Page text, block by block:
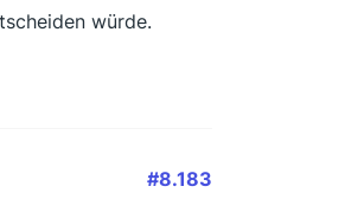
würde.
#8.183